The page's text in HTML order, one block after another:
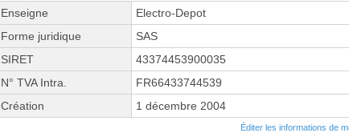
Enseigne
Electro-Depot
Forme juridique
SAS
SIRET
43374453900035
N° TVA Intra.
FR66433744539
Création
1 décembre 2004
Éditer les informations de